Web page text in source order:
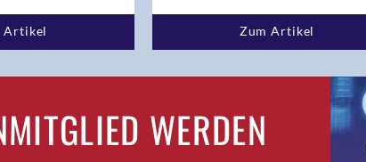
Artikel Zum Artikel
WERDEN